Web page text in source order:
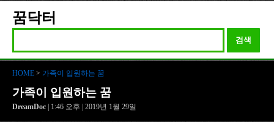
꿈닥터
검색
HOME > 가족이 입원하는 꿈
가족이 입원하는 꿈
DreamDoc | 1:46 오후 | 2019년 1월 29일